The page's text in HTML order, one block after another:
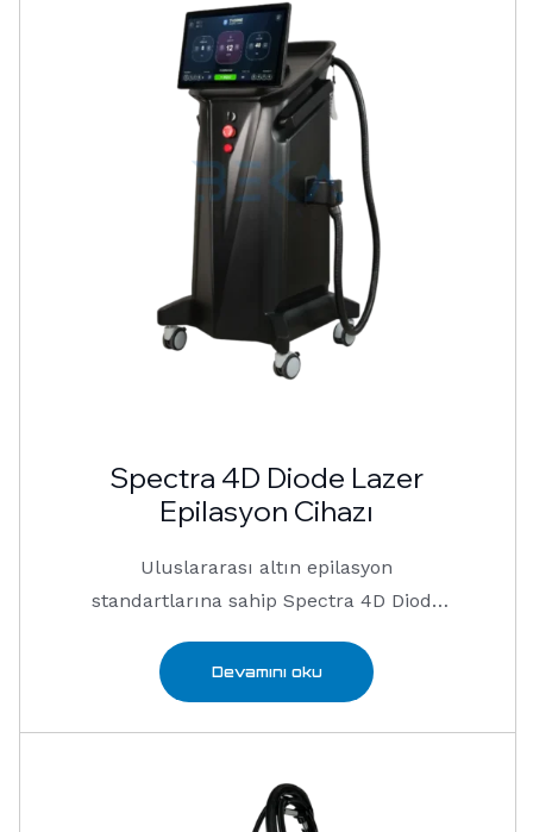
Spectra 4D Diode Lazer
Epilasyon Cihazı
Uluslararası altın epilasyon
standartlarına sahip Spectra 4D Diode
Devamını oku